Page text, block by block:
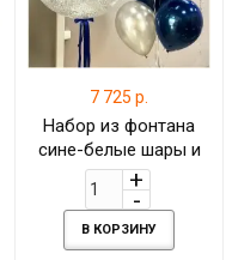
7 725 р.
Набор из фонтана
сине-белые шары и
шар гигант с
серебряным
конфетти
В КОРЗИНУ